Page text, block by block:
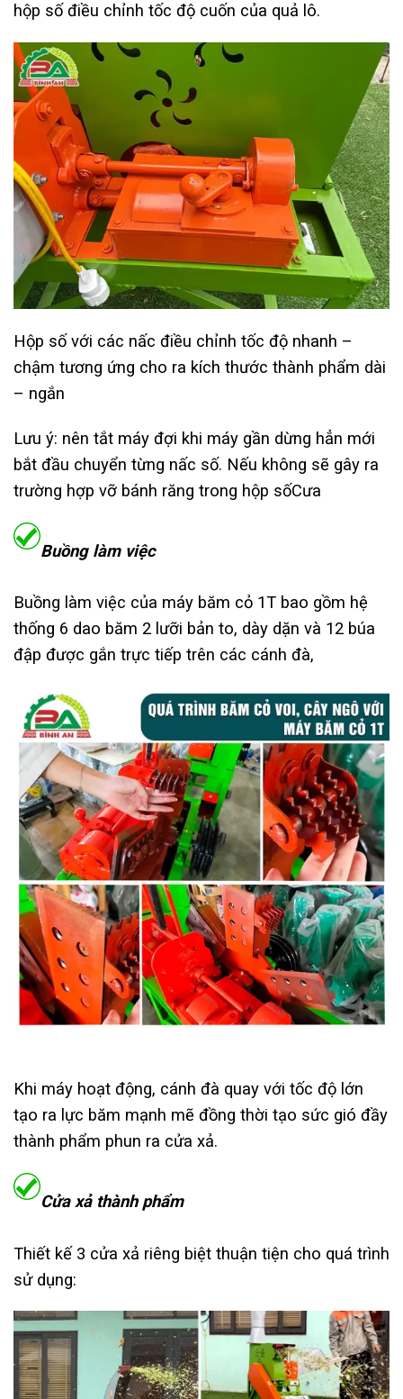
hộp số điều chỉnh tốc độ cuốn của quả lô.
Hộp số với các nấc điều chỉnh tốc độ nhanh –
chậm tương ứng cho ra kích thước thành phẩm dài
– ngắn
Lưu ý: nên tắt máy đợi khi máy gần dừng hẳn mới
bắt đầu chuyển từng nấc số. Nếu không sẽ gây ra
trường hợp vỡ bánh răng trong hộp sốCưa
Buồng làm việc
Buồng làm việc của máy băm cỏ 1T bao gồm hệ
thống 6 dao băm 2 lưỡi bản to, dày dặn và 12 búa
đập được gắn trực tiếp trên các cánh đà,
Khi máy hoạt động, cánh đà quay với tốc độ lớn
tạo ra lực băm mạnh mẽ đồng thời tạo sức gió đầy
thành phẩm phun ra cửa xả.
Cửa xả thành phẩm
Thiết kế 3 cửa xả riêng biệt thuận tiện cho quá trình
sử dụng: